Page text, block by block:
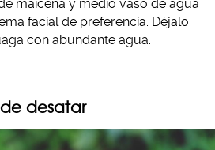
maicena y medio vaso de agua
facial de preferencia. Déjalo
con abundante agua.
desatar